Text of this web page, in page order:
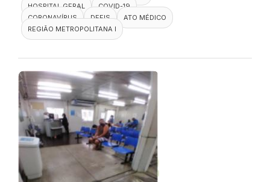
HOSPITAL GERAL
COVID-19
CORONAVÍRUS
DEFIS
ATO MÉDICO
REGIÃO METROPOLITANA I